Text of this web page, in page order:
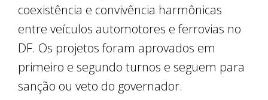
coexistência e convivência harmônicas
entre veículos automotores e ferrovias no
DF. Os projetos foram aprovados em
primeiro e segundo turnos e seguem para
sanção ou veto do governador.